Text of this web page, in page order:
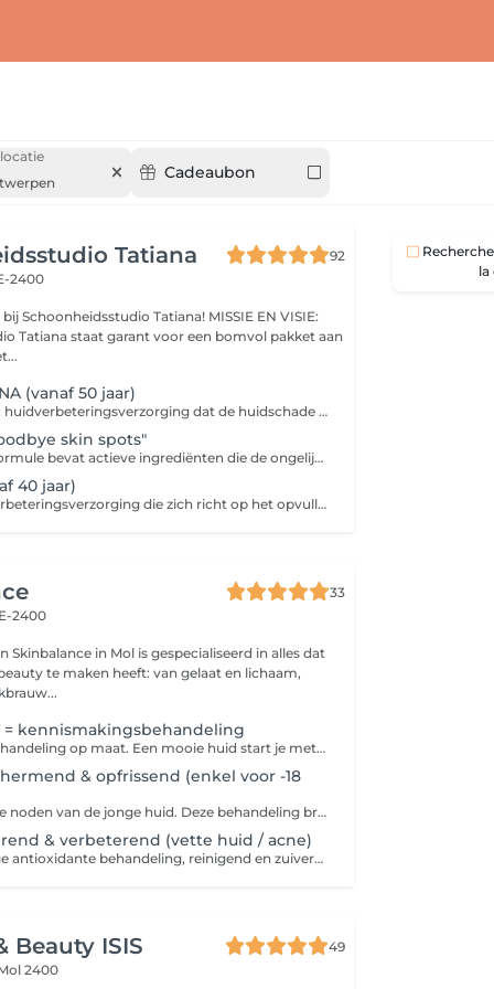
Cadeaubon
Tatiana
92
2400
Tatiana! MISSIE EN VISIE:
Tatiana staat garant voor een bomvol pakket aan
(vanaf 50 jaar)
Epigenesse DNA: huidverbeteringsverzorging dat de huidschade herstelt, de huid verstevigt en fijne lijntjes opvult op voor een onmiddellijk resultaat. Indien gewenst worden je wenkbrauwen gemodelleerd met suikerhars.
skin spots"
Luminosity: De formule bevat actieve ingrediënten die de ongelijke productie van melanine remmen en de huid een egale en heldere teint bezorgen. Behandelt o.a. zonnevlekken, sproetjes en ouderdomsvlekken. Indien gewenst worden je wenkbrauwen gemodelleerd met suikerhars.
40 jaar)
Cellular 3: huidverbeteringsverzorging die zich richt op het opvullen van fijne lijntjes, een ideale verzorging voor beginnende anti-aging. Indien gewenst worden je wenkbrauwen gemodelleerd met suikerhars.
33
2400
Skinbalance in Mol is gespecialiseerd in alles dat
te maken heeft: van gelaat en lichaam,
= kennismakingsbehandeling
Huidanalyse + behandeling op maat. Een mooie huid start je met goede thuisproducten en geregeld een intensieve verzorging in de schoonheidspraktijk. Je krijgt tips & tricks mee om zelf thuis aan de slag te gaan met je persoonlijke thuisproducten. Ter info: aanrader om mee te starten. Enkel voor de nieuwe klanten.
& opfrissend (enkel voor -18
Aangepast aan de noden van de jonge huid. Deze behandeling brengt de huid in balans. Geschikt voor: elke huidtype voor jongeren onder de 18 jaar.
& verbeterend (vette huid / acne)
Een zeer krachtige antioxidante behandeling, reinigend en zuiverend. Deze behandeling bestrijdt alle soorten acne door gebruik te maken van ontstekingsremmende ingrediënten in combinatie met anti-bacteriële peptiden. Clear cell vermindert ontstekingen en zuivert poriën. Geschikt voor: vette huid, Ruwe huid, onzuivere huid, last van comedonen / meeëters,
Beauty ISIS
49
2400
la